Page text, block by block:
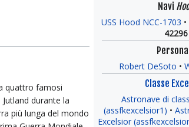
Navi
USS Hood NCC-1703
42296
Robert DeSoto
Classe
Astronave di
(assfkexcelsior1)
Excelsior
quattro famosi
durante la
più lunga del mondo